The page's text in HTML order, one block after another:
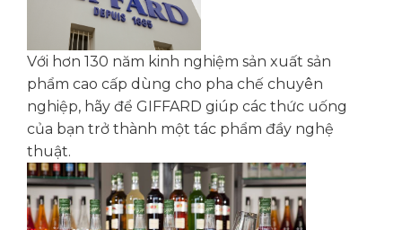
Với hơn 130 năm kinh nghiệm sản xuất sản
phẩm cao cấp dùng cho pha chế chuyên
nghiệp, hãy để GIFFARD giúp các thức uống
của bạn trở thành một tác phẩm đầy nghệ
thuật.